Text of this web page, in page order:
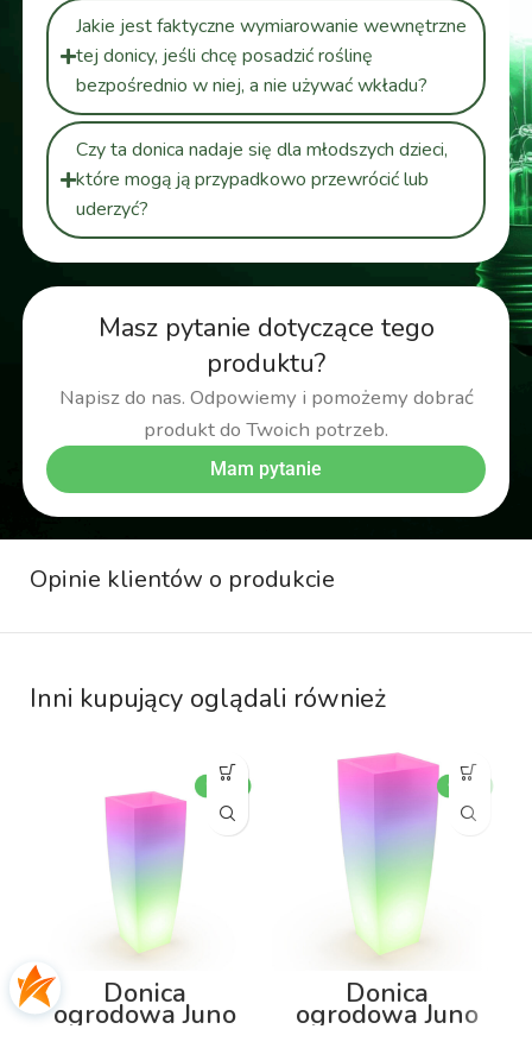
Masz pytanie dotyczące tego
produktu?
Napisz do nas. Odpowiemy i pomożemy dobrać
produkt do Twoich potrzeb.
Mam pytanie
Jakie jest faktyczne wymiarowanie wewnętrzne
tej donicy, jeśli chcę posadzić roślinę
bezpośrednio w niej, a nie używać wkładu?
Czy ta donica nadaje się dla młodszych dzieci,
które mogą ją przypadkowo przewrócić lub
uderzyć?
Opinie klientów o produkcie
Inni kupujący oglądali również
Donica
ogrodowa Juno
Donica
ogrodowa Juno